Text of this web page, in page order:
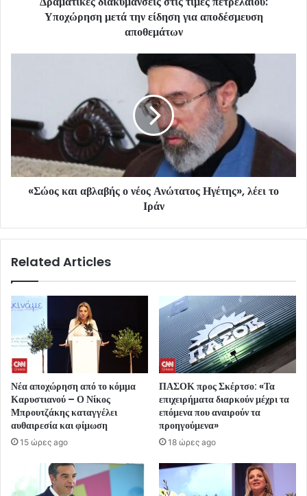
Υποχώρηση μετά την είδηση για αποδέσμευση
αποθεμάτων
«Σώος και αβλαβής ο νέος Ανώτατος Ηγέτης», λέει το
Ιράν
Related Articles
Νέα αποχώρηση από το κόμμα
Καρυστιανού – Ο Νίκος
Μπρουτζάκης καταγγέλει
αυθαιρεσία και φίμωση
15 ώρες ago
ΠΑΣΟΚ προς Σκέρτσο: «Τα
επιχειρήματα διαρκούν μέχρι τα
επόμενα που αναιρούν τα
προηγούμενα»
18 ώρες ago